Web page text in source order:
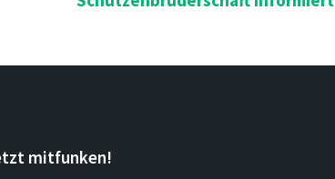
mitfunken!